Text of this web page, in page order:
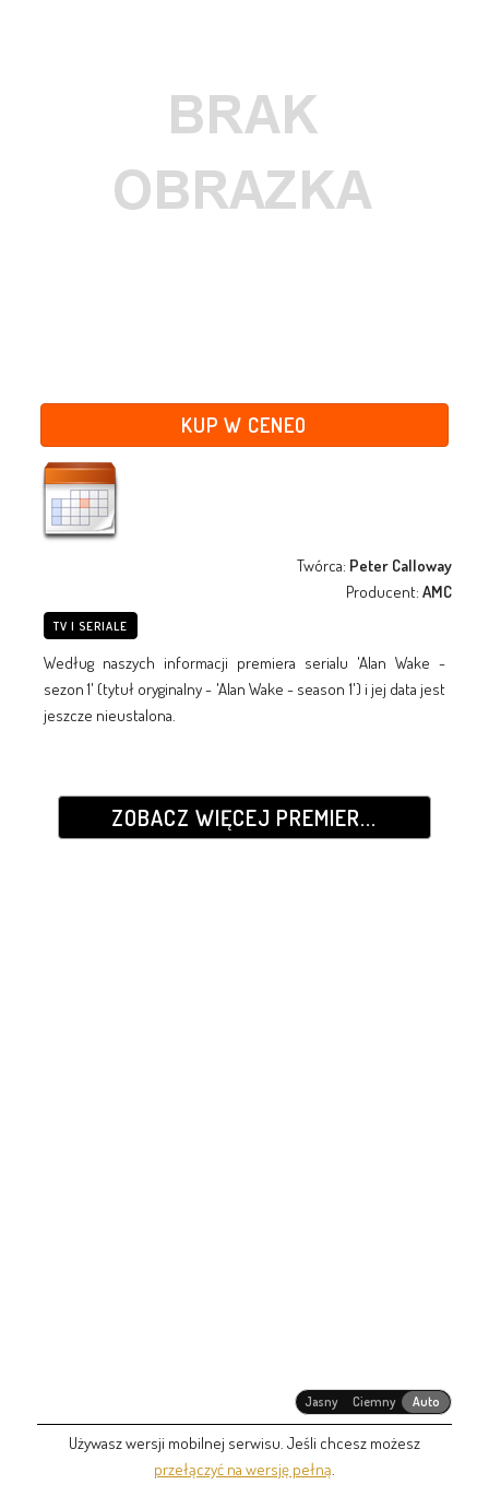
KUP W CENEO
Twórca: Peter Calloway
Producent:AMC
TV I SERIALE
Według naszych informacji premiera serialu 'Alan Wake -
sezon 1' (tytuł oryginalny - 'Alan Wake - season 1') i jej data jest
jeszcze nieustalona.
ZOBACZ WIĘCEJ PREMIER...
Jasny Ciemny Auto
Używasz wersji mobilnej serwisu. Jeśli chcesz możesz
przełączyć na wersję pełną